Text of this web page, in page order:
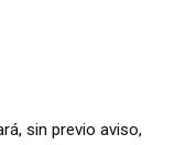
sin previo aviso,